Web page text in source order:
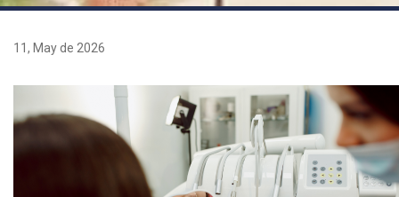
11, May de 2026